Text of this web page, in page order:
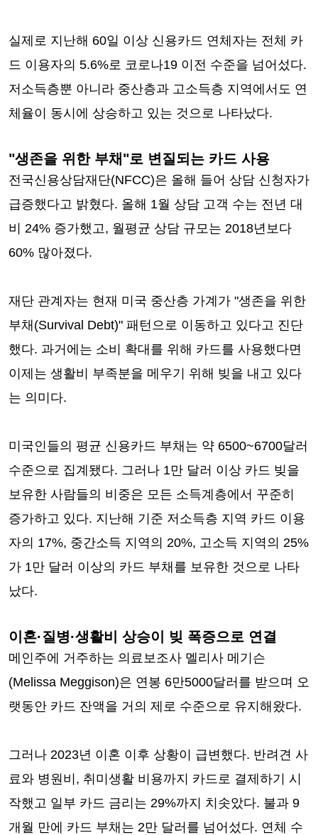
실제로 지난해 60일 이상 신용카드 연체자는 전체 카
드 이용자의 5.6%로 코로나19 이전 수준을 넘어섰다.
저소득층뿐 아니라 중산층과 고소득층 지역에서도 연
체율이 동시에 상승하고 있는 것으로 나타났다.
"생존을 위한 부채"로 변질되는 카드 사용
전국신용상담재단(NFCC)은 올해 들어 상담 신청자가
급증했다고 밝혔다. 올해 1월 상담 고객 수는 전년 대
비 24% 증가했고, 월평균 상담 규모는 2018년보다
60% 많아졌다.
재단 관계자는 현재 미국 중산층 가계가 "생존을 위한
부채(Survival Debt)" 패턴으로 이동하고 있다고 진단
했다. 과거에는 소비 확대를 위해 카드를 사용했다면
이제는 생활비 부족분을 메우기 위해 빚을 내고 있다
는 의미다.
미국인들의 평균 신용카드 부채는 약 6500~6700달러
수준으로 집계됐다. 그러나 1만 달러 이상 카드 빚을
보유한 사람들의 비중은 모든 소득계층에서 꾸준히
증가하고 있다. 지난해 기준 저소득층 지역 카드 이용
자의 17%, 중간소득 지역의 20%, 고소득 지역의 25%
가 1만 달러 이상의 카드 부채를 보유한 것으로 나타
났다.
이혼·질병·생활비 상승이 빚 폭증으로 연결
메인주에 거주하는 의료보조사 멜리사 메기슨
(Melissa Meggison)은 연봉 6만5000달러를 받으며 오
랫동안 카드 잔액을 거의 제로 수준으로 유지해왔다.
그러나 2023년 이혼 이후 상황이 급변했다. 반려견 사
료와 병원비, 취미생활 비용까지 카드로 결제하기 시
작했고 일부 카드 금리는 29%까지 치솟았다. 불과 9
개월 만에 카드 부채는 2만 달러를 넘어섰다. 연체 수